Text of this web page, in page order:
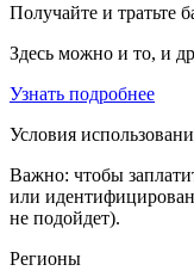
Получайте и тратьте
Здесь можно и то, и
Узнать подробнее
Условия
Важно: чтобы
или
не подойдет).
Регионы